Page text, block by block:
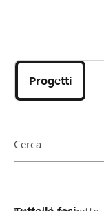
DE FR IT
i
progetti
e
della
Progetti
Cerca